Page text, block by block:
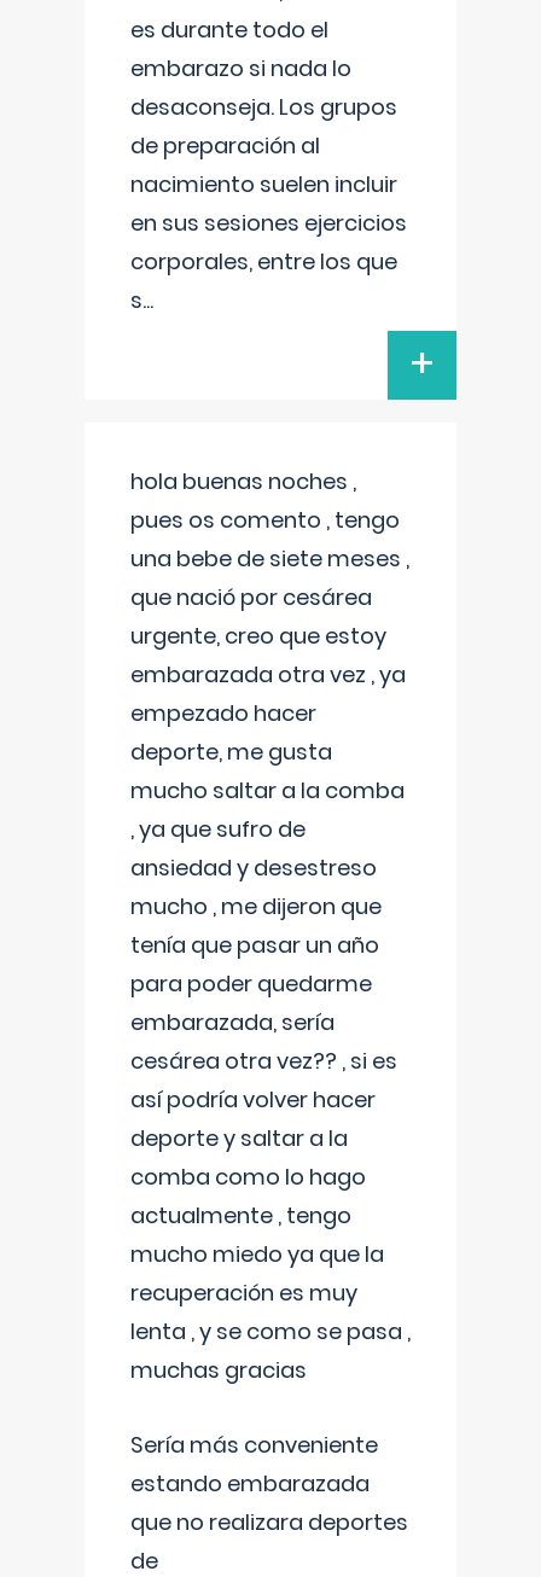
es durante todo el
embarazo si nada lo
desaconseja. Los grupos
de preparación al
nacimiento suelen incluir
en sus sesiones ejercicios
corporales, entre los que
s...
+
hola buenas noches ,
pues os comento , tengo
una bebe de siete meses ,
que nació por cesárea
urgente, creo que estoy
embarazada otra vez , ya
empezado hacer
deporte, me gusta
mucho saltar a la comba
, ya que sufro de
ansiedad y desestreso
mucho , me dijeron que
tenía que pasar un año
para poder quedarme
embarazada, sería
cesárea otra vez?? , si es
así podría volver hacer
deporte y saltar a la
comba como lo hago
actualmente , tengo
mucho miedo ya que la
recuperación es muy
lenta , y se como se pasa ,
muchas gracias
Sería más conveniente
estando embarazada
que no realizara deportes
de